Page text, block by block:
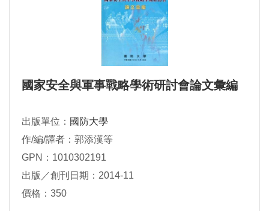
國家安全與軍事戰略學術研討會論文彙編
出版單位： 國防大學
作/編/譯者：郭添漢等
GPN：1010302191
出版／創刊日期：2014-11
價格：350